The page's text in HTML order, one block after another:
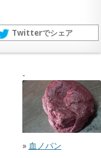
Twitterでシェア
» 血ノパン